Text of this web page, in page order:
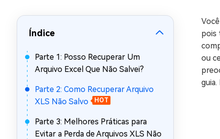
Índice
Parte 1: Posso Recuperar Um
Arquivo Excel Que Não Salvei?
Parte 2: Como Recuperar Arquivo
XLS Não Salvo
HOT
Parte 3: Melhores Práticas para
Evitar a Perda de Arquivos XLS Não
pois
ou